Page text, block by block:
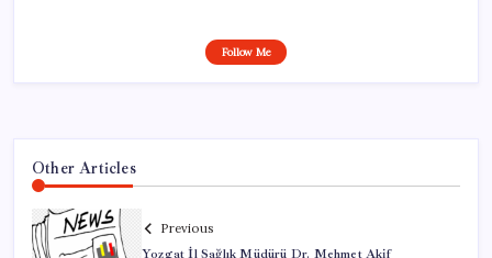
Follow Me
Other Articles
Previous
Yozgat İl Sağlık Müdürü Dr. Mehmet Akif